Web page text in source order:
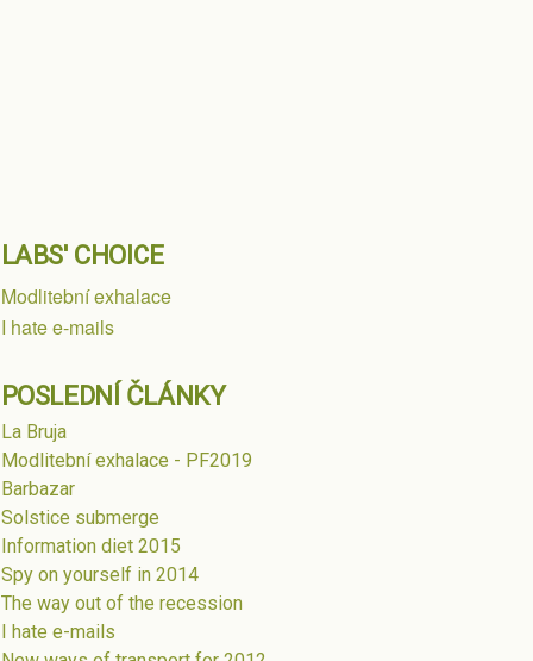
LABS' CHOICE
Modlitební exhalace
I hate e-mails
POSLEDNÍ ČLÁNKY
La Bruja
Modlitební exhalace - PF2019
Barbazar
Solstice submerge
Information diet 2015
Spy on yourself in 2014
The way out of the recession
I hate e-mails